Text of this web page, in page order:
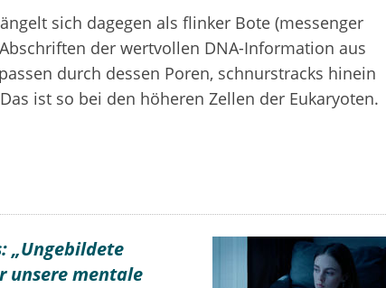
sich dagegen als flinker Bote (messenger
der wertvollen DNA-Information aus
durch dessen Poren, schnurstracks hinein
ist so bei den höheren Zellen der Eukaryoten.
„Ungebildete
unsere mentale